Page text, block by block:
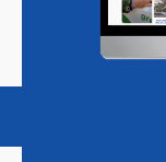
Magazine